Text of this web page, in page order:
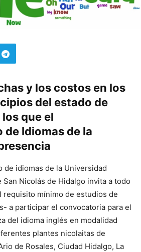
y los costos en los
del estado de
que el
Idiomas de la
de idiomas de la Universidad
San Nicolás de Hidalgo invita a todo
requisito mínimo de estudios de
a participar el convocatoria para el
del idioma inglés en modalidad
plantes nicolaitas de
de Rosales, Ciudad Hidalgo, La